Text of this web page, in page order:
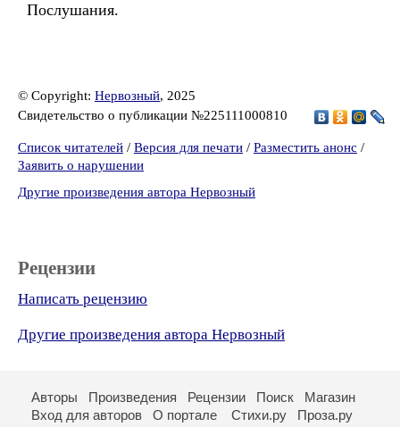
Послушания.
© Copyright: Нервозный, 2025
Свидетельство о публикации №225111000810
Список читателей / Версия для печати / Разместить анонс /
Заявить о нарушении
Другие произведения автора Нервозный
Рецензии
Написать рецензию
Другие произведения автора Нервозный
Авторы Произведения Рецензии Поиск
Магазин
Вход для авторов
О портале Стихи.ру Проза.ру